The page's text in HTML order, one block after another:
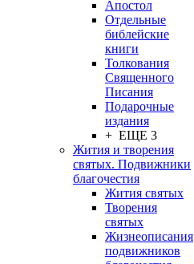
Апостол
Отдельные
библейские
книги
Толкования
Священного
Писания
Подарочные
издания
+ ЕЩЕ 3
Жития и творения
святых. Подвижники
благочестия
Жития святых
Творения
святых
Жизнеописания
подвижников